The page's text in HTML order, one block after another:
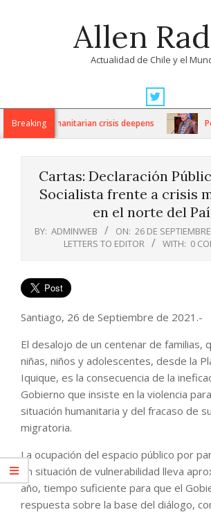
Allen
Actualidad de Chile y el
Navigation
MenuBreaking
as humanitarian crisis deepens
Cartas: Declaración
Socialista frente a crisis
en el norte del
BY: ADMINWEB ON: 26 DE
LETTERS TO EDITOR
WITH: 0
Santiago, 26 de Septiembre de 2021.-
El desalojo de un centenar de familias,
niñas, niños y adolescentes, desde la
Iquique, es la consecuencia de la
Gobierno que insiste en la violencia
situación humanitaria y del fracaso de
migratoria.
La ocupación del espacio público por
en situación de vulnerabilidad lleva
año, tiempo suficiente para que el
respuesta sobre la base del diálogo,